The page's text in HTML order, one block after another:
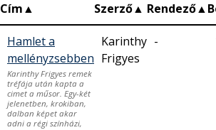
Cím▲ Szerző▲ Rendező▲
Hamlet a
mellényzsebben
Karinthy Frigyes remek
tréfája után kapta a
cimet a műsor. Egy-két
jelenetben, krokiban,
dalban képet akar
adni a régi színházi,
Karinthy
Frigyes
-